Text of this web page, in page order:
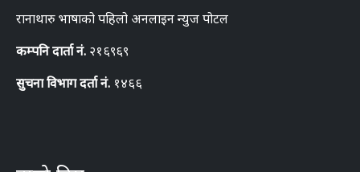
रानाथारु भाषाको पहिलो अनलाइन न्युज पोटल
कम्पनि दार्ता नं. २१६९६९
सुचना विभाग दर्ता नं. १४६६